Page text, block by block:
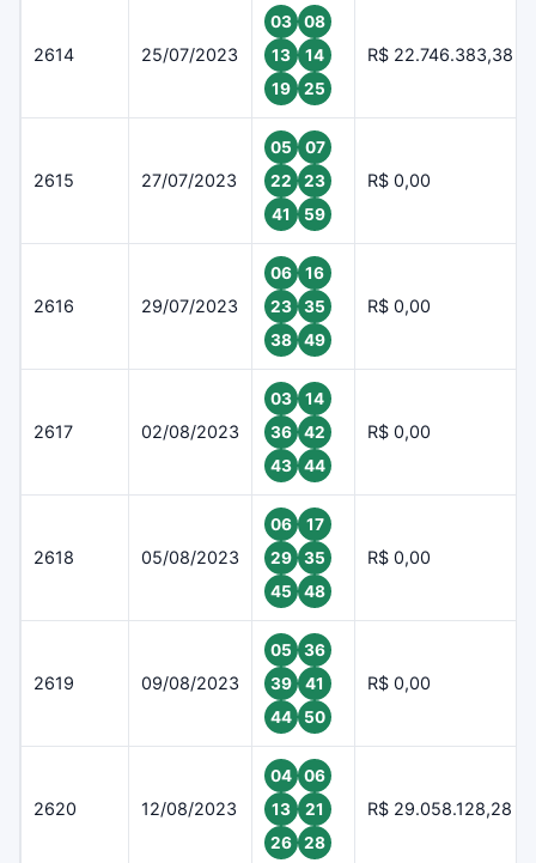
2614 25/07/2023
03
08
13
14
19
25
R$ 22.746.383,38
2615 27/07/2023
05
07
22
23
41
59
R$ 0,00
2616 29/07/2023
06
16
23
35
38
49
R$ 0,00
2617 02/08/2023
03
14
36
42
43
44
R$ 0,00
2618 05/08/2023
06
17
29
35
45
48
R$ 0,00
2619 09/08/2023
05
36
39
41
44
50
R$ 0,00
2620 12/08/2023
04
06
13
21
26
28
R$ 29.058.128,28